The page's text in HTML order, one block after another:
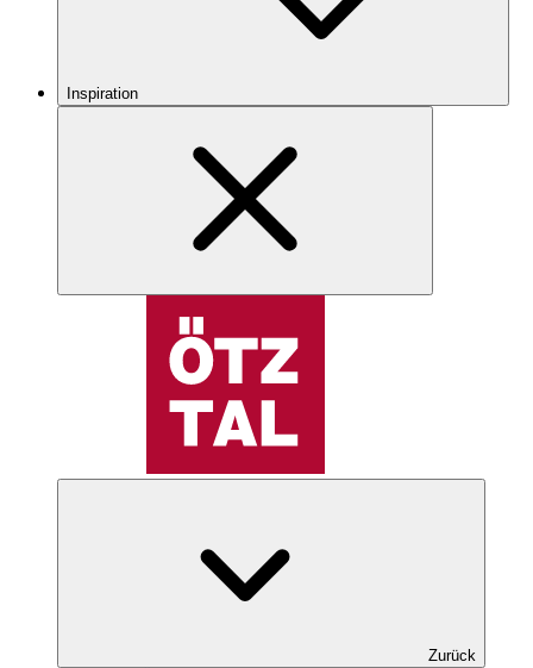
Inspiration
Zurück